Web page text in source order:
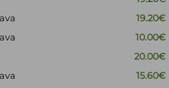
19.20€
10.00€
20.00€
15.60€